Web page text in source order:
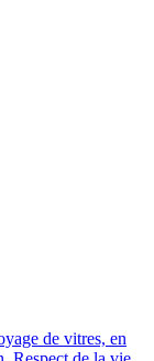
de vitres, en